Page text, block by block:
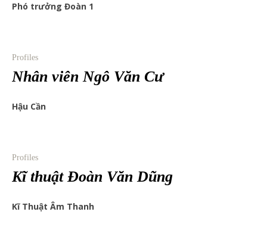
Phó trưởng Đoàn 1
Profiles
Nhân viên Ngô Văn Cư
Hậu Cần
Profiles
Kĩ thuật Đoàn Văn Dũng
Kĩ Thuật Âm Thanh